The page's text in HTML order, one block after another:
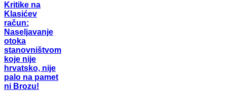
Kritike na
Klasićev
račun:
Naseljavanje
otoka
stanovništvom
koje nije
hrvatsko, nije
palo na pamet
ni Brozu!